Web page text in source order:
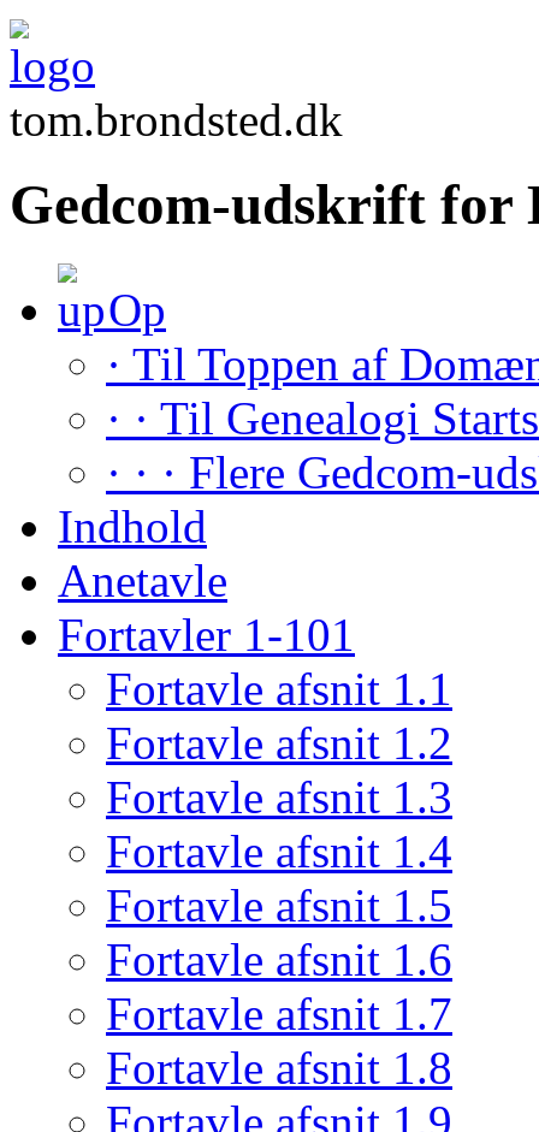
tom.brondsted.dk
Gedcom-udskrift for
Op
· Til Toppen af
· · Til Genealogi
· · · Flere Gedcom-
Indhold
Anetavle
Fortavler 1-101
Fortavle afsnit 1.1
Fortavle afsnit 1.2
Fortavle afsnit 1.3
Fortavle afsnit 1.4
Fortavle afsnit 1.5
Fortavle afsnit 1.6
Fortavle afsnit 1.7
Fortavle afsnit 1.8
Fortavle afsnit 1.9